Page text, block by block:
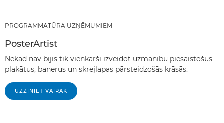
PROGRAMMATŪRA UZŅĒMUMIEM
PosterArtist
Nekad nav bijis tik vienkārši izveidot uzmanību piesaistošus
plakātus, banerus un skrejlapas pārsteidzošās krāsās.
UZZINIET VAIRĀK